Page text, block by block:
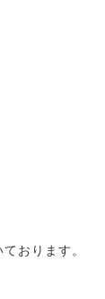
おります。